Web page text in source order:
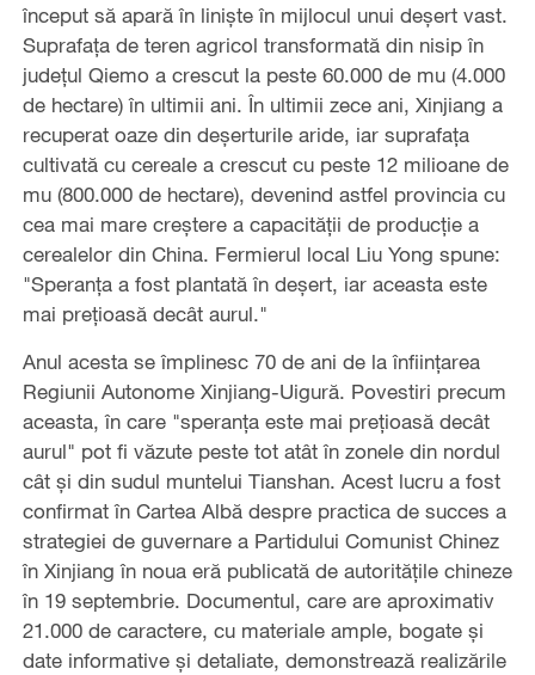
început să apară în liniște în mijlocul unui deșert vast.
Suprafața de teren agricol transformată din nisip în
județul Qiemo a crescut la peste 60.000 de mu (4.000
de hectare) în ultimii ani. În ultimii zece ani, Xinjiang a
recuperat oaze din deșerturile aride, iar suprafața
cultivată cu cereale a crescut cu peste 12 milioane de
mu (800.000 de hectare), devenind astfel provincia cu
cea mai mare creștere a capacității de producție a
cerealelor din China. Fermierul local Liu Yong spune:
"Speranța a fost plantată în deșert, iar aceasta este
mai prețioasă decât aurul."
Anul acesta se împlinesc 70 de ani de la înființarea
Regiunii Autonome Xinjiang-Uigură. Povestiri precum
aceasta, în care "speranța este mai prețioasă decât
aurul" pot fi văzute peste tot atât în zonele din nordul
cât și din sudul muntelui Tianshan. Acest lucru a fost
confirmat în Cartea Albă despre practica de succes a
strategiei de guvernare a Partidului Comunist Chinez
în Xinjiang în noua eră publicată de autoritățile chineze
în 19 septembrie. Documentul, care are aproximativ
21.000 de caractere, cu materiale ample, bogate și
date informative și detaliate, demonstrează realizările